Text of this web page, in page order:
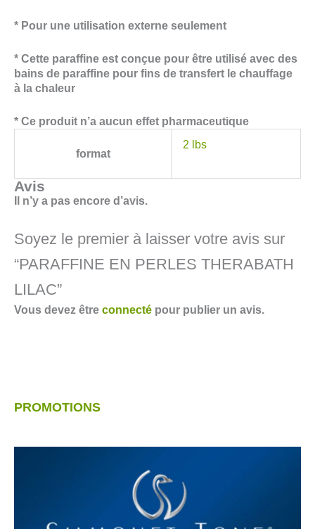
PROMOTIONS
* Pour une utilisation externe seulement
* Cette paraffine est conçue pour être utilisé avec des
bains de paraffine pour fins de transfert le chauffage
à la chaleur
* Ce produit n’a aucun effet pharmaceutique
format
2 lbs
Avis
Il n’y a pas encore d’avis.
Soyez le premier à laisser votre avis sur
“PARAFFINE EN PERLES THERABATH
LILAC”
Vous devez être connecté pour publier un avis.